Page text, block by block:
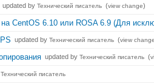
updated by Технический писатель (view change)
на CentOS 6.10 или ROSA 6.9 (Для
updated by Технический писатель (view
updated by Технический писатель (
Технический писатель